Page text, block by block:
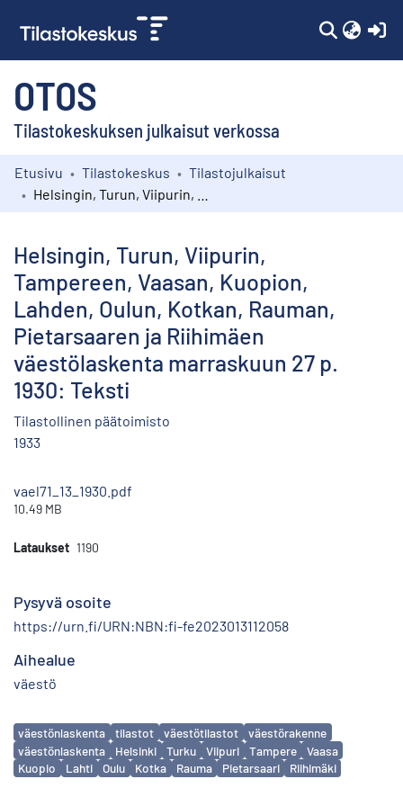
OTOS
Tilastokeskuksen julkaisut verkossa
Kokoelmat
Etusivu Tilastokeskus
Tilastojulkaisut
Helsingin, Turun, Viipurin,
Tampereen, Vaasan, Kuopion,
Lahden, Oulun, Kotkan, Rauman,
Pietarsaaren ja Riihimäen
väestölaskenta marraskuun 27 p.
1930: Teksti
Tilastollinen päätoimisto
1933
vael71_13_1930.pdf
10.49 MB
Lataukset 1190
Pysyvä osoite
https://urn.fi/URN:NBN:fi-fe2023013112058
Aihealue
väestö
Avainsanat
väestönlaskenta tilastot väestötilastot
väestörakenne
väestönlaskenta
Helsinki Turku Viipuri Tampere
Vaasa
Kuopio
Lahti Oulu Kotka Rauma Pietarsaari Riihimäki